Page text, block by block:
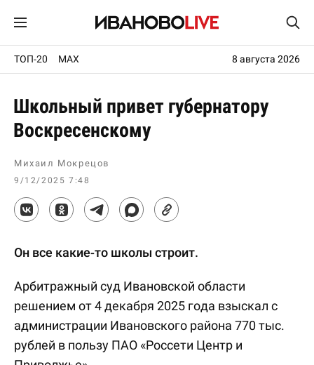
ТОП-20 MAX 8 августа 2026
Школьный привет губернатору
Воскресенскому
Михаил Мокрецов
9/12/2025 7:48
Он все какие-то школы строит.
Арбитражный суд Ивановской области
решением от 4 декабря 2025 года взыскал с
администрации Ивановского района 770 тыс.
рублей в пользу ПАО «Россети Центр и